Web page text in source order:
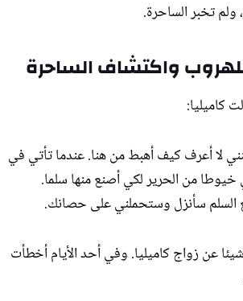
ولم تخبر الساحرة.
واكتشاف الساحرة
كاميليا:
لا أعرف كيف أهبط من هنا. عندما تأتي في
خيوطا من الحرير لكي أصنع منها سلما.
السلم سأنزل وستحملني على حصانك.
عن زواج كاميليا. وفي أحد الأيام أخطأت